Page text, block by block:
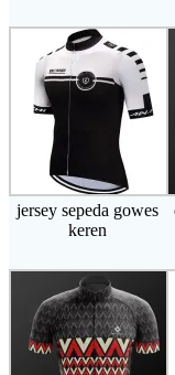
jersey sepeda gowes
keren